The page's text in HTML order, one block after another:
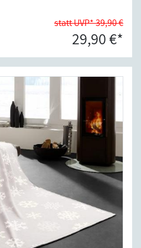
statt UVP* 39,90 €
29,90 €*